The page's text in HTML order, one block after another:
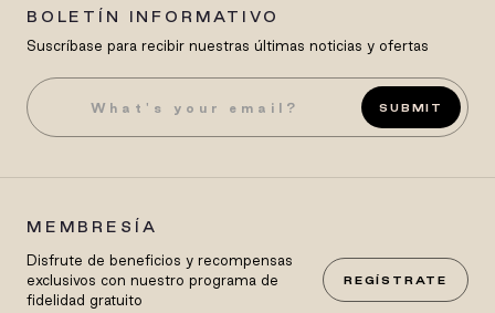
BOLETÍN INFORMATIVO
Suscríbase para recibir nuestras últimas noticias y ofertas
SUBMIT
MEMBRESÍA
Disfrute de beneficios y recompensas
exclusivos con nuestro programa de
fidelidad gratuito
REGÍSTRATE